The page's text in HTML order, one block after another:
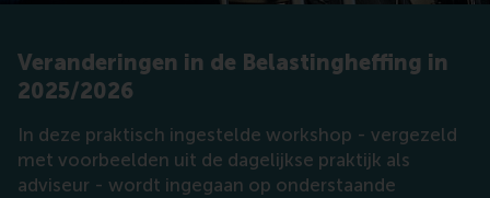
Veranderingen in de Belastingheffing in
2025/2026
In deze praktisch ingestelde workshop - vergezeld
met voorbeelden uit de dagelijkse praktijk als
adviseur - wordt ingegaan op onderstaande